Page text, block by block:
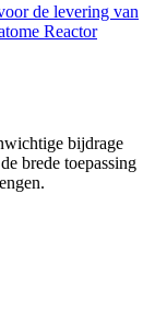
de levering van
Reactor
bijdrage
brede toepassing